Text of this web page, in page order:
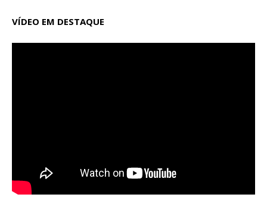
VÍDEO EM DESTAQUE